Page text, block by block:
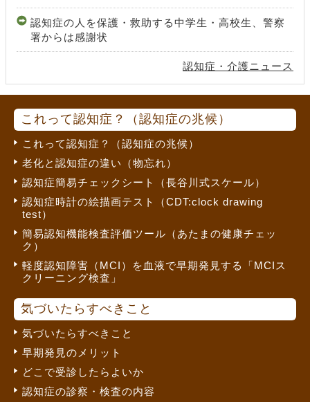
認知症の人を保護・救助する中学生・高校生、警察
署からは感謝状
認知症・介護ニュース
これって認知症？（認知症の兆候）
これって認知症？（認知症の兆候）
老化と認知症の違い（物忘れ）
認知症簡易チェックシート（長谷川式スケール）
認知症時計の絵描画テスト（CDT:clock drawing
test）
簡易認知機能検査評価ツール（あたまの健康チェッ
ク）
軽度認知障害（MCI）を血液で早期発見する「MCIス
クリーニング検査」
気づいたらすべきこと
気づいたらすべきこと
早期発見のメリット
どこで受診したらよいか
認知症の診察・検査の内容